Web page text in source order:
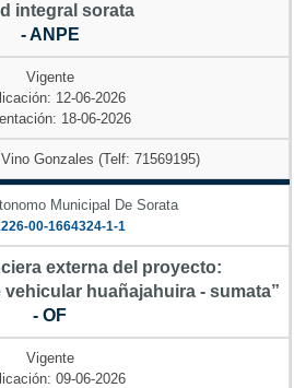
integral sorata
- ANPE
Vigente
12-06-2026
18-06-2026
Gonzales (Telf: 71569195)
Municipal De Sorata
00-1664324-1-1
externa del proyecto:
huañajahuira - sumata”
- OF
Vigente
09-06-2026